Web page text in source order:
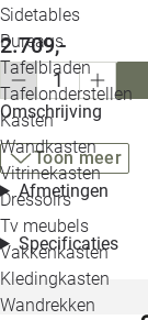
Sidetables
Bureaus
Tafelbladen
Tafelonderstellen
Kasten
Wandkasten
Vitrinekasten
Dressoirs
Tv meubels
Vakkenkasten
Kledingkasten
Wandrekken
2.709,-
Omschrijving
Toon meer
Afmetingen
Specificaties